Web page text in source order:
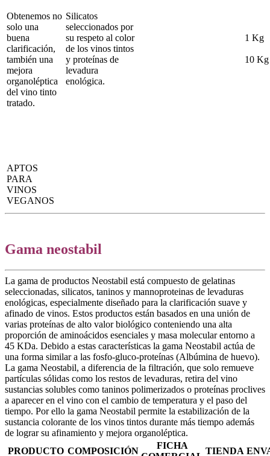
Obtenemos no
solo una
buena
clarificación,
también una
mejora
organoléptica
del vino tinto
tratado.
APTOS
PARA
VINOS
VEGANOS
Silicatos
seleccionados por
su respeto al color
de los vinos tintos
y proteínas de
levadura
enológica.
1 Kg
10 Kg
Gama neostabil
La gama de productos Neostabil está compuesto de gelatinas
seleccionadas, silicatos, taninos y mannoproteinas de levaduras
enológicas, especialmente diseñado para la clarificación suave y
afinado de vinos. Estos productos están basados en una unión de
varias proteínas de alto valor biológico conteniendo una alta
proporción de aminoácidos esenciales y masa molecular entorno a
45 KDa. Debido a estas características la gama Neostabil actúa de
una forma similar a las fosfo-gluco-proteínas (Albúmina de huevo).
La gama Neostabil, a diferencia de la filtración, que solo remueve
partículas sólidas como los restos de levaduras, retira del vino
sustancias solubles como taninos polimerizados o proteínas proclives
a aparecer en el vino con el cambio de temperatura y el paso del
tiempo. Por ello la gama Neostabil permite la estabilización de la
sustancia colorante de los vinos tintos durante más tiempo además
de lograr su afinamiento y mejora organoléptica.
PRODUCTO COMPOSICIÓN
FICHA
TIENDA